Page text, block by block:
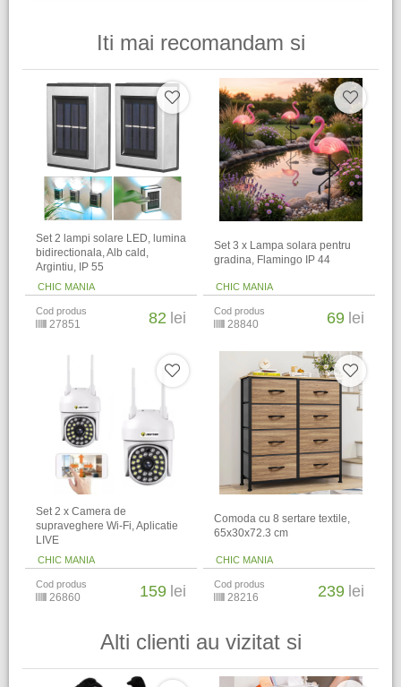
Iti mai recomandam si
Set 2 lampi solare LED, lumina
bidirectionala, Alb cald,
Argintiu, IP 55
CHIC MANIA
Cod produs
27851 82 lei
Set 3 x Lampa solara pentru
gradina, Flamingo IP 44
CHIC MANIA
Cod produs
28840 69 lei
Set 2 x Camera de
supraveghere Wi-Fi, Aplicatie
LIVE
CHIC MANIA
Cod produs
26860 159 lei
Comoda cu 8 sertare textile,
65x30x72.3 cm
CHIC MANIA
Cod produs
28216 239 lei
Alti clienti au vizitat si